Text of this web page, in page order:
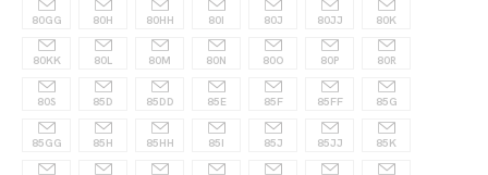
80GG 80H 80HH 80I 80J 80JJ 80K
80KK 80L 80M 80N 80O 80P 80R
80S 85D 85DD 85E 85F 85FF 85G
85GG 85H 85HH 85I 85J 85JJ 85K